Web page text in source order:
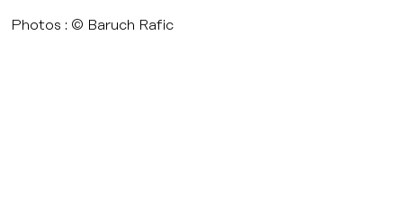
Photos : © Baruch Rafic